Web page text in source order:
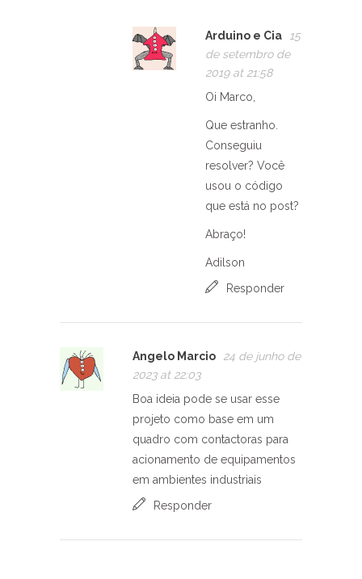
Arduino e Cia
15
de setembro de
2019 at 21:58
Oi Marco,
Que estranho.
Conseguiu
resolver? Você
usou o código
que está no post?
Abraço!
Adilson
Responder
Angelo Marcio
24 de junho de
2023 at 22:03
Boa ideia pode se usar esse
projeto como base em um
quadro com contactoras para
acionamento de equipamentos
em ambientes industriais
Responder